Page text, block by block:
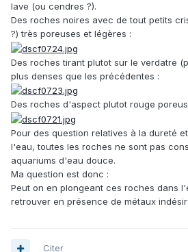
lave (ou cendres ?).
Des roches noires avec de tout petits
?) très poreuses et légères :
Des roches tirant plutot sur le verdatre
plus denses que les précédentes :
Des roches d'aspect plutot rouge
Pour des question relatives à la dureté
l'eau, toutes les roches ne sont pas
aquariums d'eau douce.
Ma question est donc :
Peut on en plongeant ces roches dans
retrouver en présence de métaux
Citer